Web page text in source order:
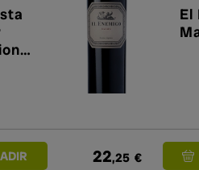
El
22,25 €